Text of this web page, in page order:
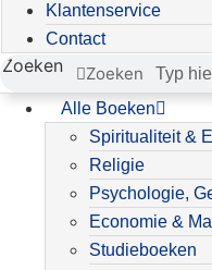
Klantenservice
Contact
Zoeken Zoeken
Alle Boeken
Spiritualiteit &
Religie
Psychologie,
Economie &
Studieboeken